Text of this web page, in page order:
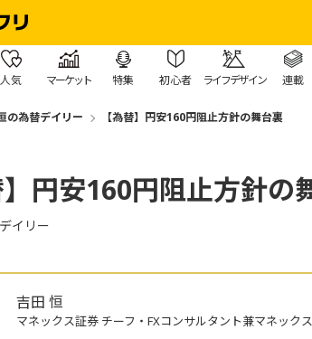
人気 マーケット 特集 初心者 ライフデザイン 連載
の為替デイリー 【為替】円安160円阻止方針の舞台裏
】円安160円阻止方針の
イリー
吉田 恒
マネックス証券 チーフ・FXコンサルタント兼マネック